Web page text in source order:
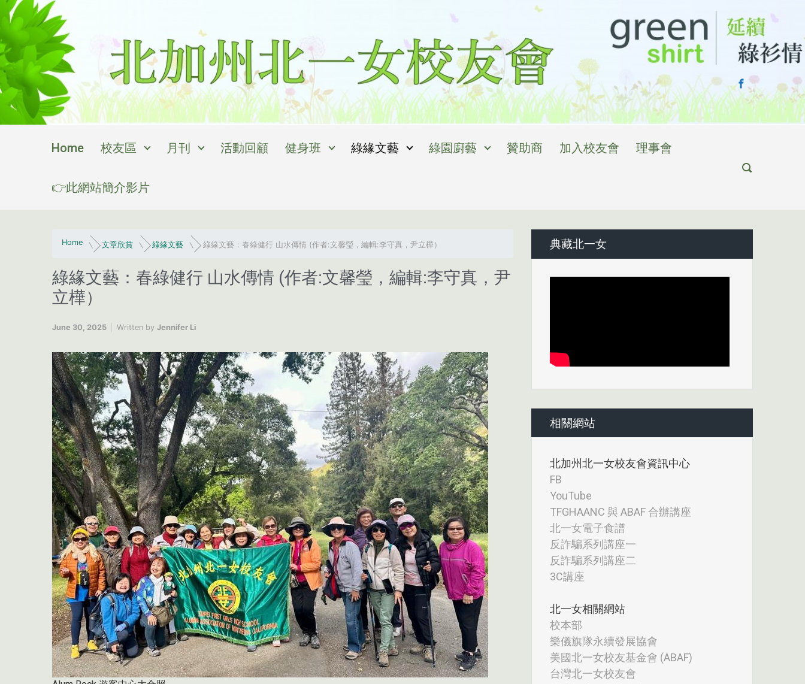
Skip to main content
Home 校友區 月刊 活動回顧 健身班 綠緣文藝 綠園廚藝 贊助商 加入校友會 理事會
👉此網站簡介影片
Home 文章欣賞 綠緣文藝 綠緣文藝：春綠健行 山水傳情 (作者:文馨瑩，編輯:李守真，尹立樺）
綠緣文藝：春綠健行 山水傳情 (作者:文馨瑩，編輯:李守真，尹
立樺）
June 30, 2025 Written by Jennifer Li
典藏北一女
相關網站
北加州北一女校友會資訊中心
FB
YouTube
TFGHAANC 與 ABAF 合辦講座
北一女電子食譜
反詐騙系列講座一
反詐騙系列講座二
3C講座
北一女相關網站
校本部
樂儀旗隊永續發展協會
美國北一女校友基金會 (ABAF)
台灣北一女校友會